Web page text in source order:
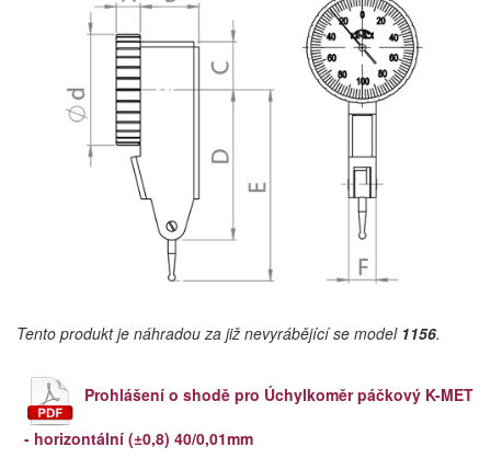
Tento produkt je náhradou za již nevyrábějící se model 1156.
Prohlášení o shodě pro Úchylkoměr páčkový K-MET
- horizontální (±0,8) 40/0,01mm